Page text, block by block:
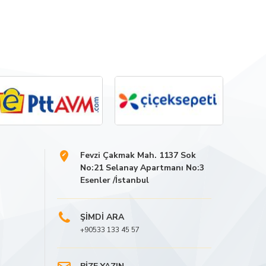
Fevzi Çakmak Mah. 1137 Sok
No:21 Selanay Apartmanı No:3
Esenler /İstanbul
ŞİMDİ ARA
+90533 133 45 57